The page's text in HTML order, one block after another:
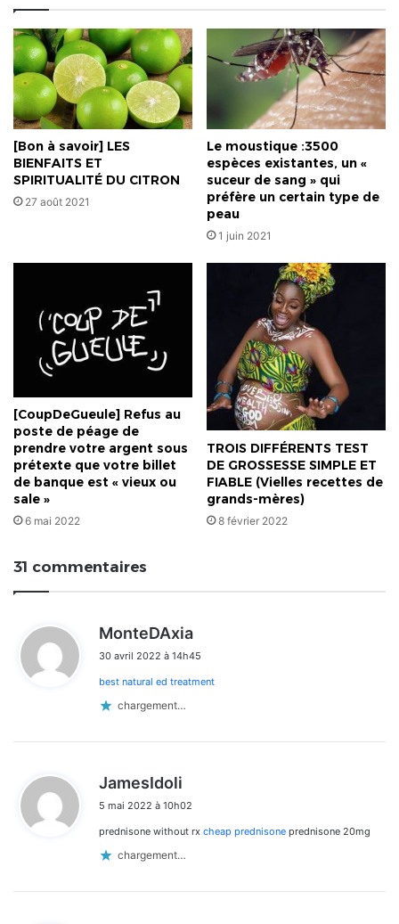
les
funérailles
de
sa
femme
[Bon à savoir] LES
BIENFAITS ET
SPIRITUALITÉ DU CITRON
27 août 2021
Le moustique :3500
espèces existantes, un «
suceur de sang » qui
préfère un certain type de
peau
1 juin 2021
[CoupDeGueule] Refus au
poste de péage de
prendre votre argent sous
prétexte que votre billet
de banque est « vieux ou
sale »
6 mai 2022
TROIS DIFFÉRENTS TEST
DE GROSSESSE SIMPLE ET
FIABLE (Vielles recettes de
grands-mères)
8 février 2022
31 commentaires
MonteDAxia
t
30 avril 2022 à 14h45
best natural ed treatment
chargement…
JamesIdoli
t
5 mai 2022 à 10h02
prednisone without rx cheap prednisone prednisone 20mg
chargement…